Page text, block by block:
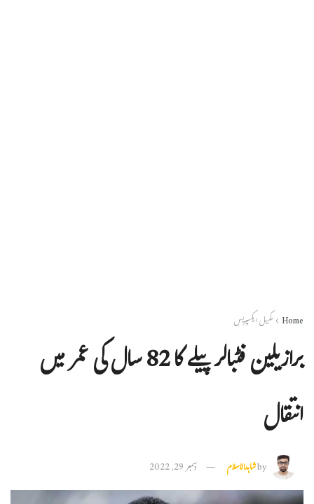
Home کھیل ایکسپریس
برازیلین فٹبالر پیلے کا 82 سال کی عمر میں
انتقال
byشاہدالاسلام دسمبر 29, 2022